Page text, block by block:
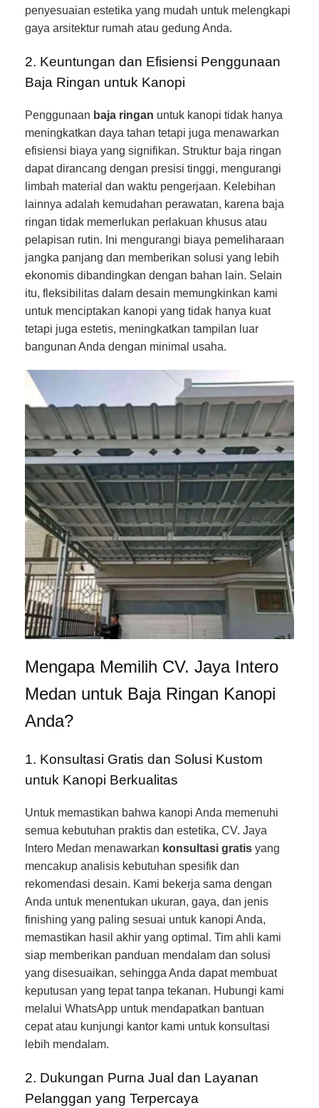
penyesuaian estetika yang mudah untuk melengkapi
gaya arsitektur rumah atau gedung Anda.
2. Keuntungan dan Efisiensi Penggunaan
Baja Ringan untuk Kanopi
Penggunaan baja ringan untuk kanopi tidak hanya
meningkatkan daya tahan tetapi juga menawarkan
efisiensi biaya yang signifikan. Struktur baja ringan
dapat dirancang dengan presisi tinggi, mengurangi
limbah material dan waktu pengerjaan. Kelebihan
lainnya adalah kemudahan perawatan, karena baja
ringan tidak memerlukan perlakuan khusus atau
pelapisan rutin. Ini mengurangi biaya pemeliharaan
jangka panjang dan memberikan solusi yang lebih
ekonomis dibandingkan dengan bahan lain. Selain
itu, fleksibilitas dalam desain memungkinkan kami
untuk menciptakan kanopi yang tidak hanya kuat
tetapi juga estetis, meningkatkan tampilan luar
bangunan Anda dengan minimal usaha.
Mengapa Memilih CV. Jaya Intero
Medan untuk Baja Ringan Kanopi
Anda?
1. Konsultasi Gratis dan Solusi Kustom
untuk Kanopi Berkualitas
Untuk memastikan bahwa kanopi Anda memenuhi
semua kebutuhan praktis dan estetika, CV. Jaya
Intero Medan menawarkan konsultasi gratis yang
mencakup analisis kebutuhan spesifik dan
rekomendasi desain. Kami bekerja sama dengan
Anda untuk menentukan ukuran, gaya, dan jenis
finishing yang paling sesuai untuk kanopi Anda,
memastikan hasil akhir yang optimal. Tim ahli kami
siap memberikan panduan mendalam dan solusi
yang disesuaikan, sehingga Anda dapat membuat
keputusan yang tepat tanpa tekanan. Hubungi kami
melalui WhatsApp untuk mendapatkan bantuan
cepat atau kunjungi kantor kami untuk konsultasi
lebih mendalam.
2. Dukungan Purna Jual dan Layanan
Pelanggan yang Terpercaya